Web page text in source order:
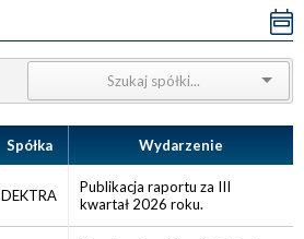
Spółka Wydarzenie
DEKTRA
Publikacja raportu za III
kwartał 2026 roku.